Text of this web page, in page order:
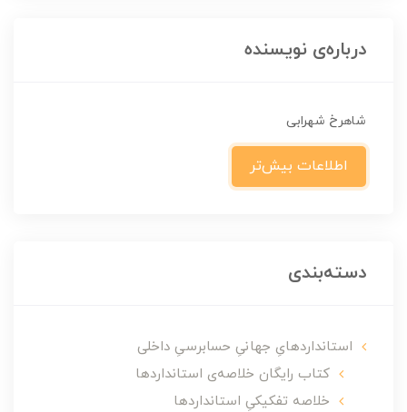
درباره‌ی نویسنده
شاهرخ شهرابی
اطلاعات بیش‌تر
دسته‌بندی
استانداردهایِ جهانیِ حسابرسیِ داخلی
کتاب رایگان خلاصه‌ی استانداردها
خلاصه تفکیکیِ استانداردها